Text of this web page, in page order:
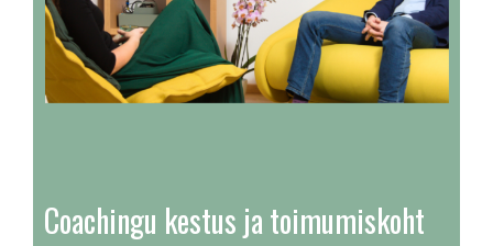
Coachingu kestus ja toimumiskoht